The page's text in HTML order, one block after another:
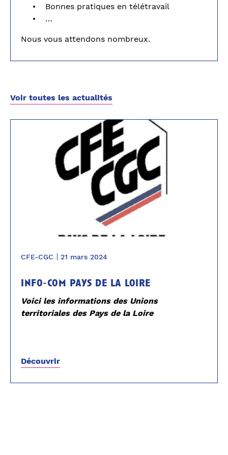
Bonnes pratiques en télétravail
…
Nous vous attendons nombreux.
Voir toutes les actualités
CFE-CGC 21 mars 2024
info-com pays de la loire
Voici les informations des Unions
territoriales des Pays de la Loire
Découvrir